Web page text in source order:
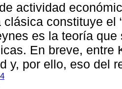
actividad
clásica constituye el
es la teoría
En breve, entre
y, por ello, eso del
4